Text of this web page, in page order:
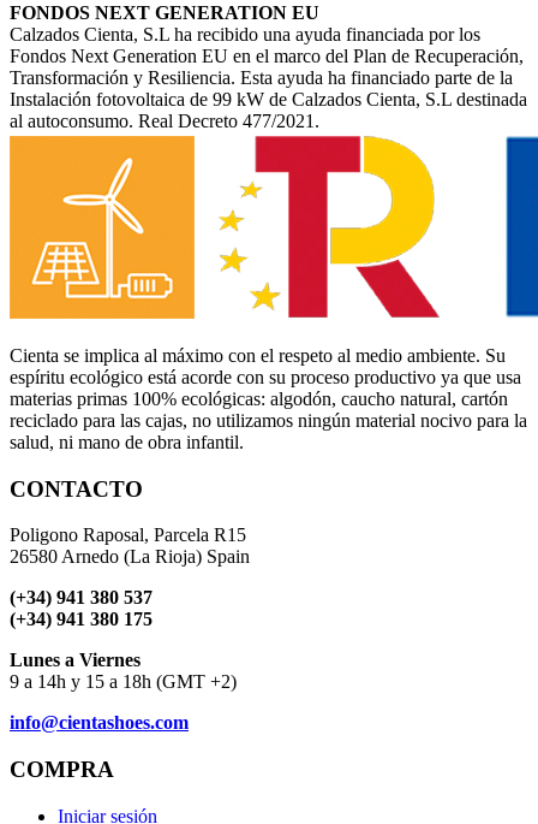
FONDOS NEXT GENERATION EU
Calzados Cienta, S.L ha recibido una ayuda financiada por los
Fondos Next Generation EU en el marco del Plan de Recuperación,
Transformación y Resiliencia. Esta ayuda ha financiado parte de la
Instalación fotovoltaica de 99 kW de Calzados Cienta, S.L destinada
al autoconsumo. Real Decreto 477/2021.
Cienta se implica al máximo con el respeto al medio ambiente. Su
espíritu ecológico está acorde con su proceso productivo ya que usa
materias primas 100% ecológicas: algodón, caucho natural, cartón
reciclado para las cajas, no utilizamos ningún material nocivo para la
salud, ni mano de obra infantil.
CONTACTO
Poligono Raposal, Parcela R15
26580 Arnedo (La Rioja) Spain
(+34) 941 380 537
(+34) 941 380 175
Lunes a Viernes
9 a 14h y 15 a 18h (GMT +2)
info@cientashoes.com
COMPRA
Iniciar sesión